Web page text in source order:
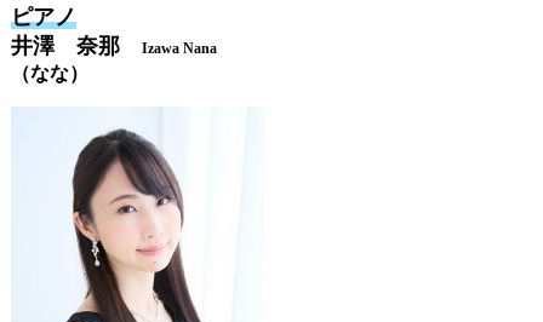
ピアノ
井澤 奈那
Izawa Nana
（なな）